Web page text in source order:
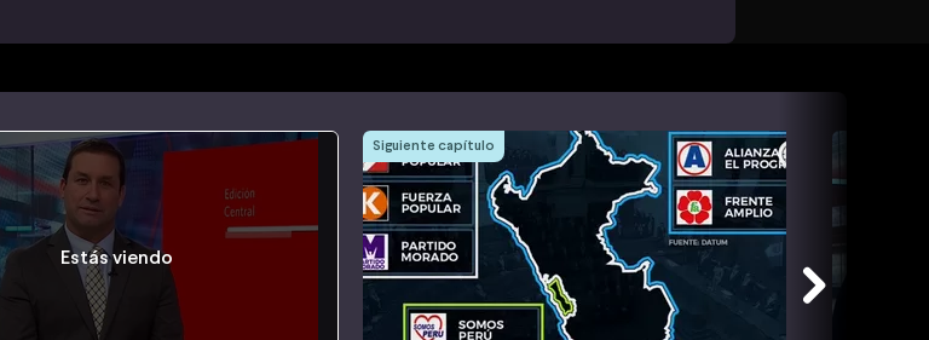
Estás viendo
Siguiente capítulo